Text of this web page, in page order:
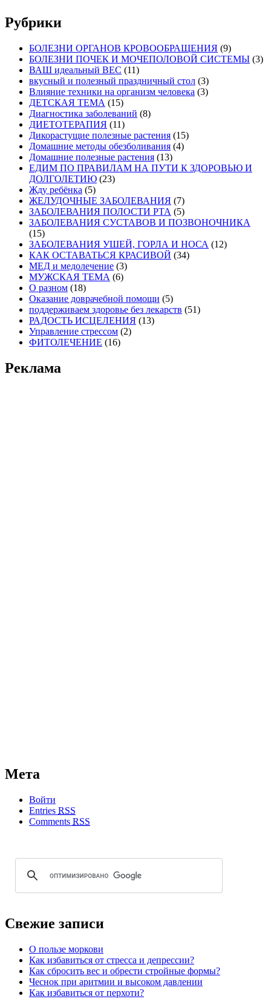
Рубрики
БОЛЕЗНИ ОРГАНОВ КРОВООБРАЩЕНИЯ (9)
БОЛЕЗНИ ПОЧЕК И МОЧЕПОЛОВОЙ СИСТЕМЫ (3)
ВАШ идеальный ВЕС (11)
вкусный и полезный праздничный стол (3)
Влияние техники на организм человека (3)
ДЕТСКАЯ ТЕМА (15)
Диагностика заболеваний (8)
ДИЕТОТЕРАПИЯ (11)
Дикорастущие полезные растения (15)
Домашние методы обезболивания (4)
Домашние полезные растения (13)
ЕДИМ ПО ПРАВИЛАМ НА ПУТИ К ЗДОРОВЬЮ И
ДОЛГОЛЕТИЮ (23)
Жду ребёнка (5)
ЖЕЛУДОЧНЫЕ ЗАБОЛЕВАНИЯ (7)
ЗАБОЛЕВАНИЯ ПОЛОСТИ РТА (5)
ЗАБОЛЕВАНИЯ СУСТАВОВ И ПОЗВОНОЧНИКА
(15)
ЗАБОЛЕВАНИЯ УШЕЙ, ГОРЛА И НОСА (12)
КАК ОСТАВАТЬСЯ КРАСИВОЙ (34)
МЕД и медолечение (3)
МУЖСКАЯ ТЕМА (6)
О разном (18)
Оказание доврачебной помощи (5)
поддерживаем здоровье без лекарств (51)
РАДОСТЬ ИСЦЕЛЕНИЯ (13)
Управление стрессом (2)
ФИТОЛЕЧЕНИЕ (16)
Реклама
Мета
Войти
Entries RSS
Comments RSS
Свежие записи
О пользе моркови
Как избавиться от стресса и депрессии?
Как сбросить вес и обрести стройные формы?
Чеснок при аритмии и высоком давлении
Как избавиться от перхоти?